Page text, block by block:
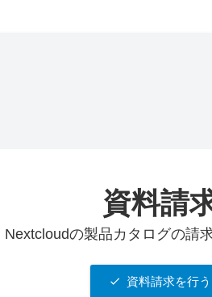
資料請
Nextcloudの製品カタログの請
資料請求を行う